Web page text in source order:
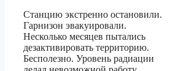
Станцию экстренно остановили.
Гарнизон эвакуировали.
Несколько месяцев пытались
дезактивировать территорию.
Бесполезно. Уровень радиации